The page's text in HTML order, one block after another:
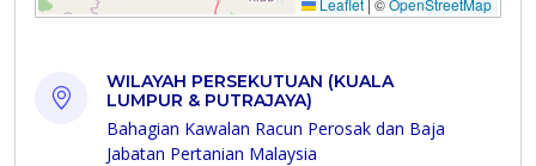
WILAYAH PERSEKUTUAN (KUALA
LUMPUR & PUTRAJAYA)
Bahagian Kawalan Racun Perosak dan Baja
Jabatan Pertanian Malaysia